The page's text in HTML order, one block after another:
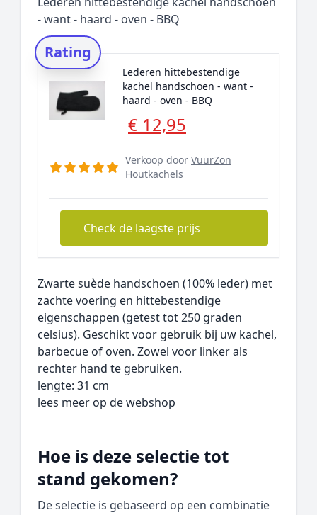
- want - haard - oven - BBQ
Rating
Lederen hittebestendige
kachel handschoen - want -
haard - oven - BBQ
€ 12,95
Verkoop door VuurZon
Houtkachels
Check de laagste prijs
Zwarte suède handschoen (100% leder) met
zachte voering en hittebestendige
eigenschappen (getest tot 250 graden
celsius). Geschikt voor gebruik bij uw kachel,
barbecue of oven. Zowel voor linker als
rechter hand te gebruiken.
lengte: 31 cm
lees meer op de webshop
Hoe is deze selectie tot
stand gekomen?
De selectie is gebaseerd op een combinatie